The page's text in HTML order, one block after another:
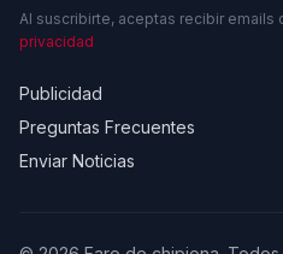
Al suscribirte, aceptas recibir emails
privacidad
Publicidad
Preguntas Frecuentes
Enviar Noticias